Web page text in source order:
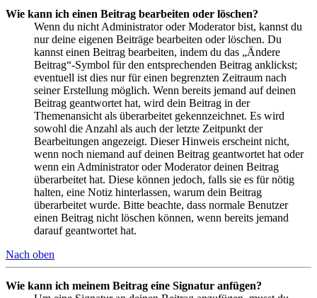
Wie kann ich einen Beitrag bearbeiten oder löschen?
Wenn du nicht Administrator oder Moderator bist, kannst du
nur deine eigenen Beiträge bearbeiten oder löschen. Du
kannst einen Beitrag bearbeiten, indem du das „Ändere
Beitrag“-Symbol für den entsprechenden Beitrag anklickst;
eventuell ist dies nur für einen begrenzten Zeitraum nach
seiner Erstellung möglich. Wenn bereits jemand auf deinen
Beitrag geantwortet hat, wird dein Beitrag in der
Themenansicht als überarbeitet gekennzeichnet. Es wird
sowohl die Anzahl als auch der letzte Zeitpunkt der
Bearbeitungen angezeigt. Dieser Hinweis erscheint nicht,
wenn noch niemand auf deinen Beitrag geantwortet hat oder
wenn ein Administrator oder Moderator deinen Beitrag
überarbeitet hat. Diese können jedoch, falls sie es für nötig
halten, eine Notiz hinterlassen, warum dein Beitrag
überarbeitet wurde. Bitte beachte, dass normale Benutzer
einen Beitrag nicht löschen können, wenn bereits jemand
darauf geantwortet hat.
Nach oben
Wie kann ich meinem Beitrag eine Signatur anfügen?